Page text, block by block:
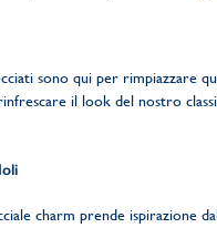
sono qui per rimpiazzare
il look del nostro
charm prende ispirazione